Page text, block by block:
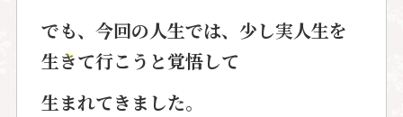
でも、今回の人生では、少し実人生を
生きて行こうと覚悟して
生まれてきました。